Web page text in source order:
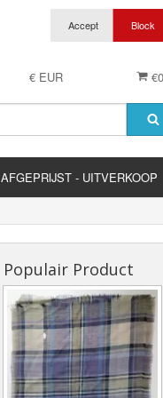
€ EUR
AFGEPRIJST - UITVERKOOP
Populair Product